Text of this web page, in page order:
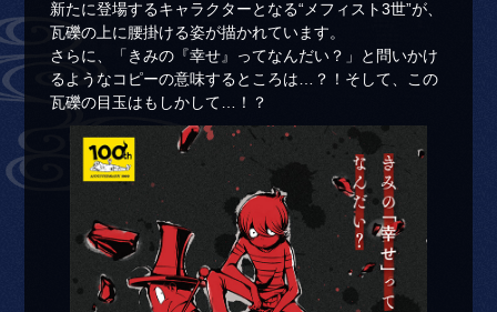
新たに登場するキャラクターとなる“メフィスト3世”が、
瓦礫の上に腰掛ける姿が描かれています。
さらに、「きみの『幸せ』ってなんだい？」と問いかけ
るようなコピーの意味するところは…？！そして、この
瓦礫の目玉はもしかして…！？